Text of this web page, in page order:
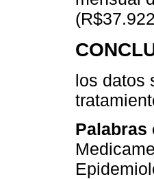
los datos
Palabras